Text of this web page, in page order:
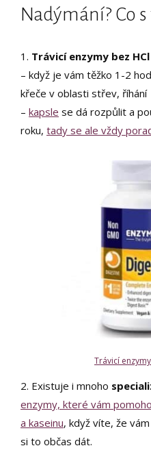
Nadýmání? Co
1. Trávicí enzymy bez HCl
– když je vám těžko 1-2
křeče v oblasti střev, říhání
– kapsle se dá rozpůlit a
roku, tady se ale vždy
Trávicí
2. Existuje i mnoho
enzymy, které vám
a kaseinu, když víte, že
si to občas dát.